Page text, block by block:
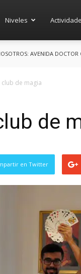
Niveles
AVENIDA
de magia
de
en Twitter